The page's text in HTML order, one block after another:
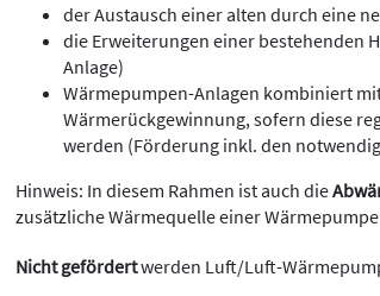
der Austausch einer alten durch eine
die Erweiterungen einer bestehenden
Anlage)
Wärmepumpen-Anlagen kombiniert
Wärmerückgewinnung, sofern diese
werden (Förderung inkl. den
Hinweis: In diesem Rahmen ist auch die
zusätzliche Wärmequelle einer
Nicht gefördertwerden Luft/Luft-